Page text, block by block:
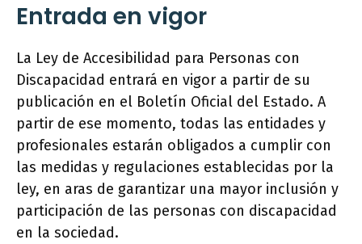
Entrada en vigor
La Ley de Accesibilidad para Personas con
Discapacidad entrará en vigor a partir de su
publicación en el Boletín Oficial del Estado. A
partir de ese momento, todas las entidades y
profesionales estarán obligados a cumplir con
las medidas y regulaciones establecidas por la
ley, en aras de garantizar una mayor inclusión y
participación de las personas con discapacidad
en la sociedad.